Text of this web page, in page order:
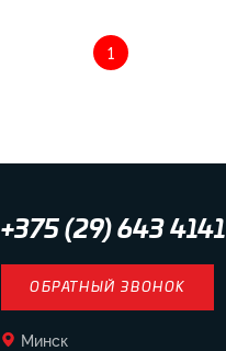
1
+375 (29) 643 4141
ОБРАТНЫЙ ЗВОНОК
Минск